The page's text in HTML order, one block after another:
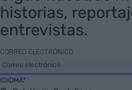
historias,
entrevistas.
CORREO ELECTRÓNICO
IDIOMA*